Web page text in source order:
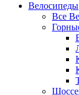
Велосипеды
Все